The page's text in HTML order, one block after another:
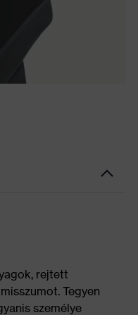
rejtett
Tegyen
személye